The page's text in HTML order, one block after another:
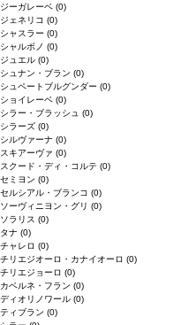
ジーガレーベ (0)
ジェネリコ (0)
シャスラー (0)
シャルボノ (0)
ジュエル (0)
シュナン・ブラン (0)
シュペートブルグンダー (0)
ショイレーベ (0)
シラー・ブラッシュ (0)
シラーズ (0)
シルヴァーナ (0)
スキアーヴァ (0)
スクード・ディ・コルテ (0)
セミヨン (0)
セルシアル・ブランコ (0)
ソーヴィニヨン・グリ (0)
ソラリス (0)
タナ (0)
チャレロ (0)
チリエジオーロ・カナイオーロ (0)
チリエジョーロ (0)
カベルネ・フラン (0)
ディオリノワール (0)
ティブラン (0)